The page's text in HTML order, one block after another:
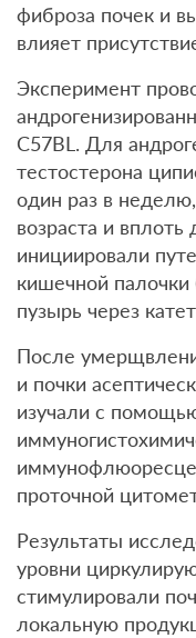
фиброза почек и
влияет
Эксперимент
C57BL. Для
тестостерона
один раз в
возраста и
инициировали
кишечной палочки
пузырь через
После
и почки
изучали с
проточной
Результаты
уровни
стимулировали
локальную